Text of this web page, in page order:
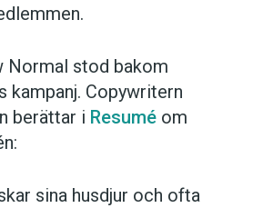
Normal stod bakom
kampanj. Copywritern
berättar i Resumé om
sina husdjur och ofta